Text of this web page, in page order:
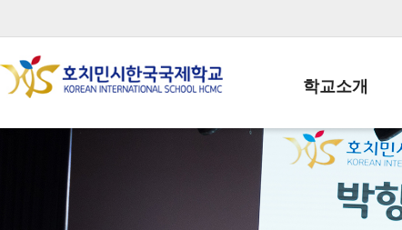
학교소개
학교장인사말
학교상징